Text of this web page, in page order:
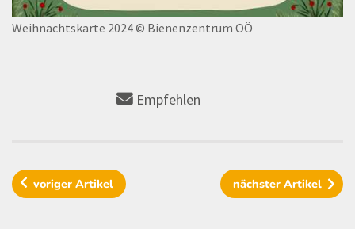
Weihnachtskarte 2024© Bienenzentrum OÖ
Empfehlen
vorigerArtikel nächster Artikel